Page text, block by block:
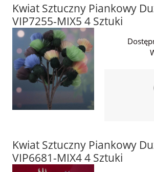
Kwiat Sztuczny Piankowy
VIP7255-MIX5 4 Sztuki
Kwiat Sztuczny Piankowy
VIP6681-MIX4 4 Sztuki